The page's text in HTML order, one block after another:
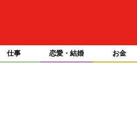
仕事 恋愛・結婚 お金